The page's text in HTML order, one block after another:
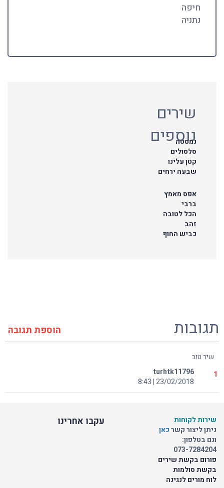
חיפה
נתניה
שירים
נוספים
נמסטה
סלסולים
קטן עלינו
שבעה ירחים
אפס מאמץ
ברבי
הכל לטובה
זהב
כביש החוף
תגובות הוספת תגובה
שיר טוב
turhtk11796
23/02/2018 | 8:43
1
עקבו אחרינו
שירות לקוחות
ניתן ליצור קשרכאן
וגם בטלפון:
073-7284204
פורום בקשת שירים
בקשת סולמות
לוח מורים לנגינה